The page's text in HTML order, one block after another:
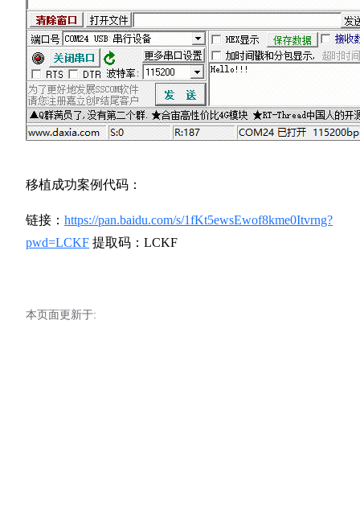
移植成功案例代码：
链接： https://pan.baidu.com/s/1fKt5ewsEwof8kme0Itvrng?
pwd=LCKF 提取码：LCKF
本页面更新于: